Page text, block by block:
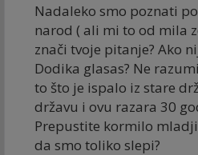
Nadaleko smo poznati
narod ( ali mi to od mila
znači tvoje pitanje? Ako
Dodika glasas? Ne
to što je ispalo iz stare
državu i ovu razara 30
Prepustite kormilo
da smo toliko slepi?